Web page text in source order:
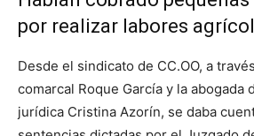
por realizar labores
Desde el sindicato de CC.OO, a
comarcal Roque García y la abogada
jurídica Cristina Azorín, se daba